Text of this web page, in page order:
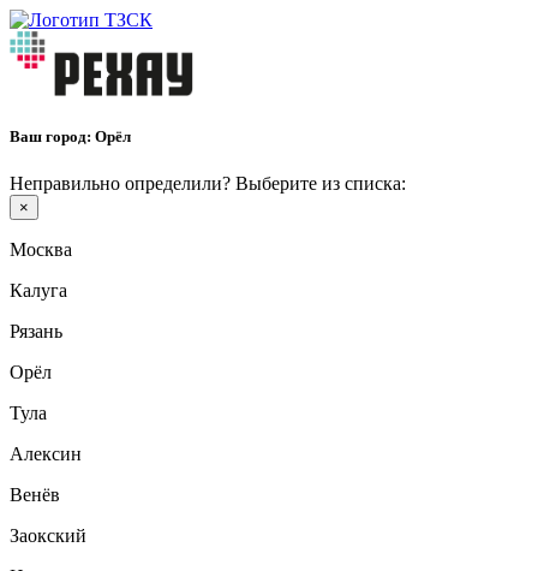
Ваш город: Орёл
Неправильно определили? Выберите из списка:
×
Москва
Калуга
Рязань
Орёл
Тула
Алексин
Венёв
Заокский